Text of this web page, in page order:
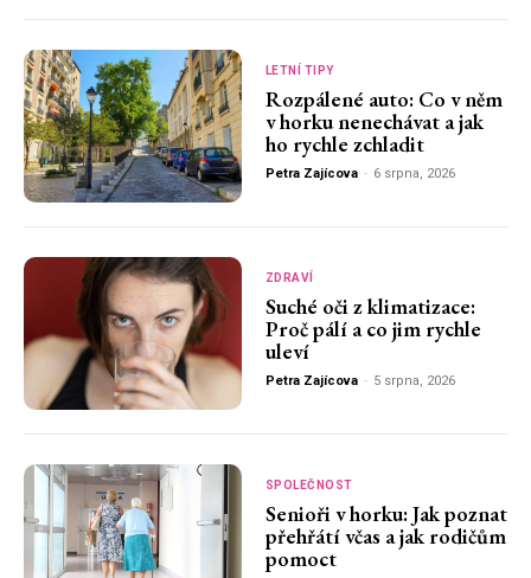
LETNÍ TIPY
Rozpálené auto: Co v něm
v horku nenechávat a jak
ho rychle zchladit
Petra Zajícova - 6 srpna, 2026
ZDRAVÍ
Suché oči z klimatizace:
Proč pálí a co jim rychle
uleví
Petra Zajícova - 5 srpna, 2026
SPOLEČNOST
Senioři v horku: Jak poznat
přehřátí včas a jak rodičům
pomoct